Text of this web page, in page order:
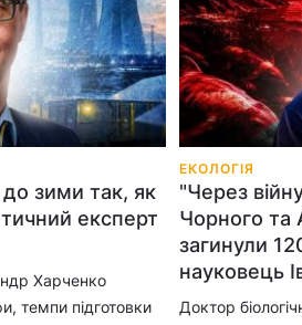
зими так, як
експерт
Харченко
темпи підготовки
ЕКОЛОГІЯ
"Через
Чорного та
загинули
науковець
Доктор